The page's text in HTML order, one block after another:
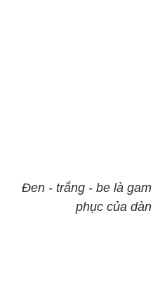
Đen - trắng - be là
phục của